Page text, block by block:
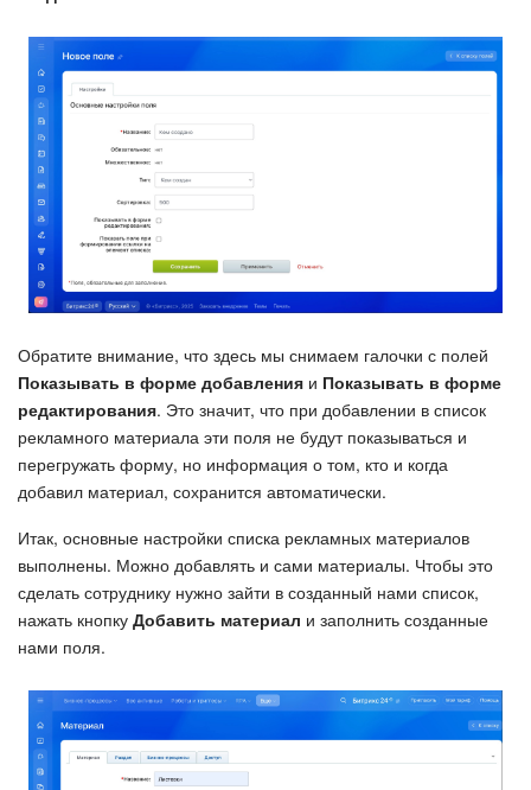
Обратите внимание, что здесь мы снимаем галочки с полей
Показывать в форме добавления и Показывать в форме
редактирования. Это значит, что при добавлении в список
рекламного материала эти поля не будут показываться и
перегружать форму, но информация о том, кто и когда
добавил материал, сохранится автоматически.
Итак, основные настройки списка рекламных материалов
выполнены. Можно добавлять и сами материалы. Чтобы это
сделать сотруднику нужно зайти в созданный нами список,
нажать кнопку Добавить материал и заполнить созданные
нами поля.